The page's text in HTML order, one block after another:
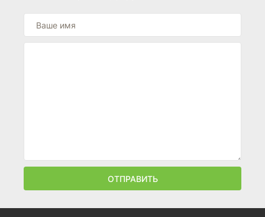
ОТПРАВИТЬ